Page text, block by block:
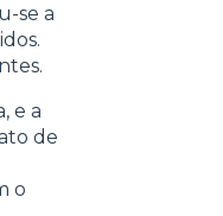
se a
e a
de
o